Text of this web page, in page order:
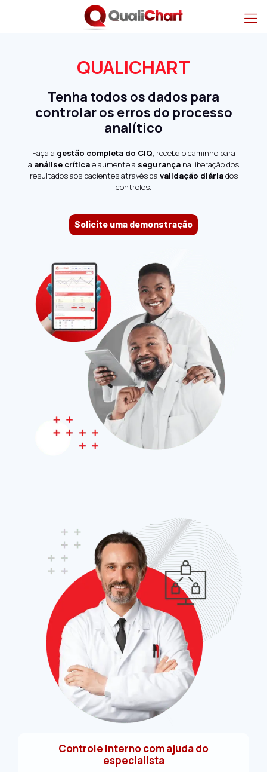
QUALICHART
Tenha todos os dados para
controlar os erros do processo
analítico
Faça a gestão completa do CIQ, receba o caminho para
a análise críticae aumente a segurança na liberação dos
resultados aos pacientes através da validação diáriados
controles.
Solicite uma demonstração
Controle Interno com ajuda do
especialista